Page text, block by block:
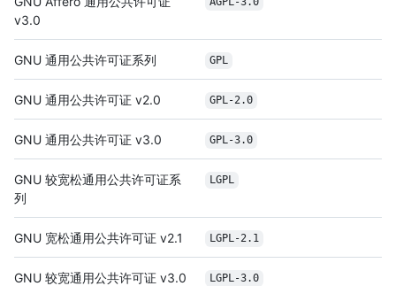
v3.0
GNU 通用公共许可证系列 GPL
GNU 通用公共许可证 v2.0 GPL-2.0
GNU 通用公共许可证 v3.0 GPL-3.0
GNU 较宽松通用公共许可证系
列
LGPL
GNU 宽松通用公共许可证 v2.1 LGPL-2.1
GNU 较宽通用公共许可证 v3.0 LGPL-3.0